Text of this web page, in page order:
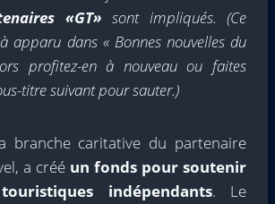
«GT» sont impliqués. (Ce
apparu dans « Bonnes nouvelles du
profitez-en à nouveau ou faites
titre suivant pour sauter.)
branche caritative du partenaire
a créé un fonds pour soutenir
indépendants. Le